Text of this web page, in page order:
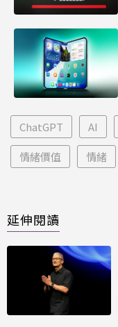
ChatGPT AI
情緒價值 情緒
延伸閱讀